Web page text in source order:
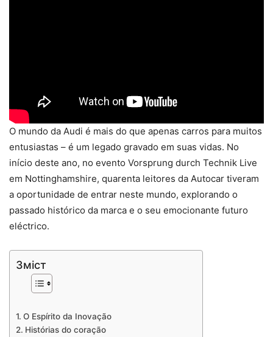
O mundo da Audi é mais do que apenas carros para muitos
entusiastas – é um legado gravado em suas vidas. No
início deste ano, no evento Vorsprung durch Technik Live
em Nottinghamshire, quarenta leitores da Autocar tiveram
a oportunidade de entrar neste mundo, explorando o
passado histórico da marca e o seu emocionante futuro
eléctrico.
Зміст
O Espírito da Inovação
Histórias do coração